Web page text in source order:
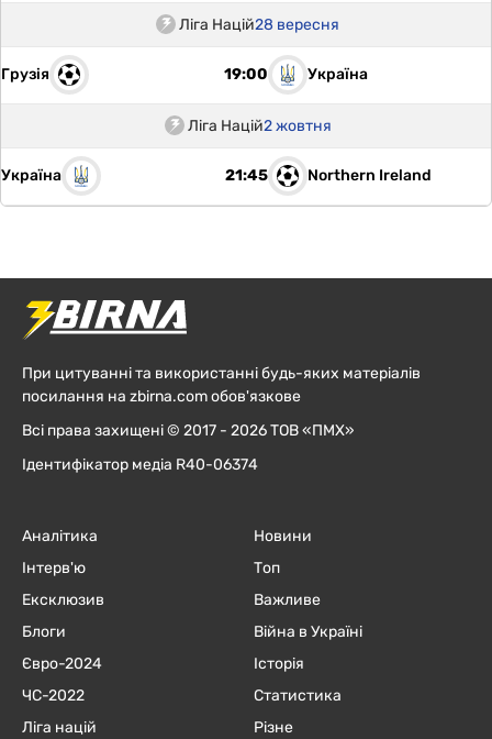
Ліга Націй28 вересня
Грузія 19:00 Україна
Ліга Націй2 жовтня
Україна 21:45 Northern Ireland
При цитуванні та використанні будь-яких матеріалів
посилання на zbirna.com обов'язкове
Всі права захищені © 2017 - 2026 ТОВ «ПМХ»
Ідентифікатор медіа R40-06374
Аналітика
Інтерв'ю
Ексклюзив
Блоги
Євро-2024
ЧC-2022
Ліга націй
Новини
Топ
Важливе
Війна в Україні
Історія
Статистика
Різне